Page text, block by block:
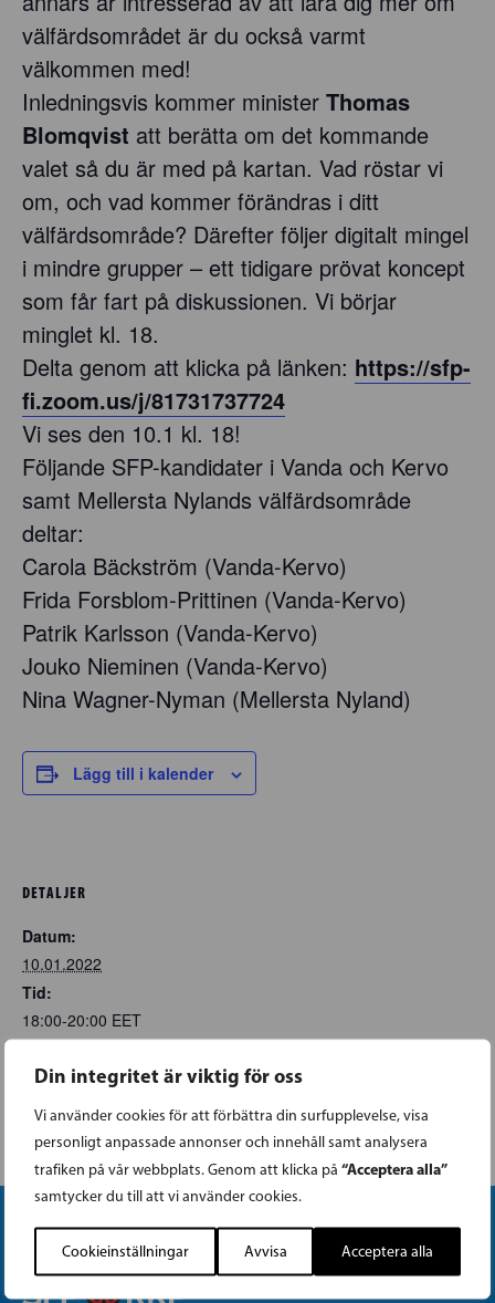
Din integritet är viktig för oss
Vi använder cookies för att förbättra din surfupplevelse, visa
personligt anpassade annonser och innehåll samt analysera
trafiken på vår webbplats. Genom att klicka på “Acceptera alla”
samtycker du till att vi använder cookies.
Cookieinställningar Avvisa Acceptera alla
välfärdsområdet är du också varmt
välkommen med!
Inledningsvis kommer minister Thomas
Blomqvist att berätta om det kommande
valet så du är med på kartan. Vad röstar vi
om, och vad kommer förändras i ditt
välfärdsområde? Därefter följer digitalt mingel
i mindre grupper – ett tidigare prövat koncept
som får fart på diskussionen. Vi börjar
minglet kl. 18.
Delta genom att klicka på länken: https://sfp-
fi.zoom.us/j/81731737724
Vi ses den 10.1 kl. 18!
Följande SFP-kandidater i Vanda och Kervo
samt Mellersta Nylands välfärdsområde
deltar:
Carola Bäckström (Vanda-Kervo)
Frida Forsblom-Prittinen (Vanda-Kervo)
Patrik Karlsson (Vanda-Kervo)
Jouko Nieminen (Vanda-Kervo)
Nina Wagner-Nyman (Mellersta Nyland)
Lägg till i kalender
DETALJER
Datum:
10.01.2022
Tid:
18:00-20:00 EET
SJUNDEÅ | Kom och träffa
SFP!